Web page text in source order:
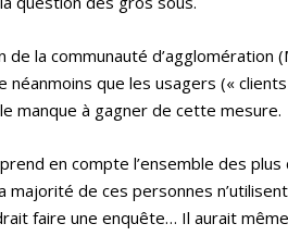
de la communauté d’agglomération
que les usagers («
manque à gagner de cette mesure.
en compte l’ensemble des plus
majorité de ces personnes
faire une enquête… Il aurait